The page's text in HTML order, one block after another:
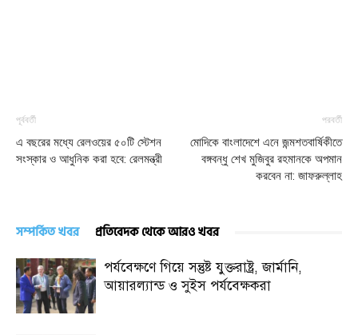
পূর্ববর্তী
এ বছরের মধ্যে রেলওয়ের ৫০টি স্টেশন
সংস্কার ও আধুনিক করা হবে: রেলমন্ত্রী
পরবর্তী
মোদিকে বাংলাদেশে এনে জন্মশতবার্ষিকীতে
বঙ্গবন্ধু শেখ মুজিবুর রহমানকে অপমান
করবেন না: জাফরুল্লাহ
সম্পর্কিত খবর প্রতিবেদক থেকে আরও খবর
পর্যবেক্ষণে গিয়ে সন্তুষ্ট যুক্তরাষ্ট্র, জার্মানি,
আয়ারল্যান্ড ও সুইস পর্যবেক্ষকরা